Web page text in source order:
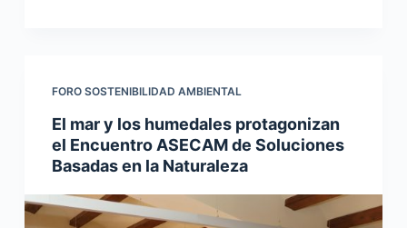
FORO SOSTENIBILIDAD AMBIENTAL
El mar y los humedales protagonizan
el Encuentro ASECAM de Soluciones
Basadas en la Naturaleza